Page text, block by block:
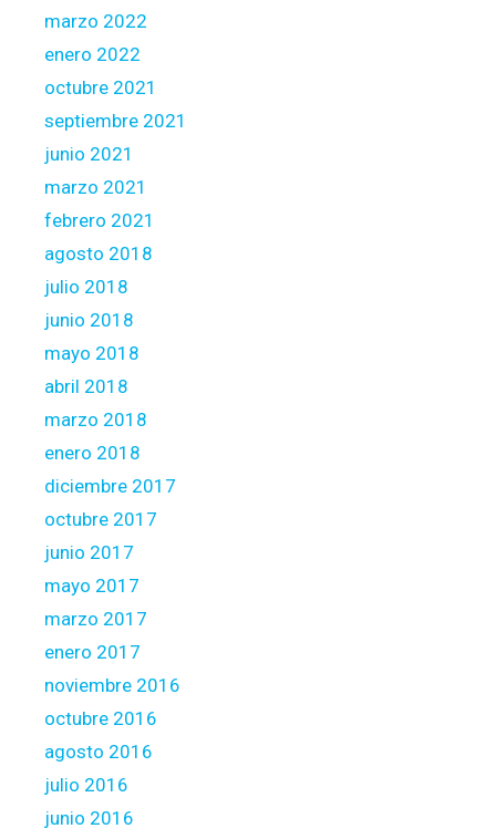
n
’
s
b
i
g
e
s
t
o
w
n
s
n
d
c
i
i
e
s
marzo 2022
enero 2022
octubre 2021
septiembre 2021
junio 2021
marzo 2021
febrero 2021
agosto 2018
julio 2018
junio 2018
mayo 2018
abril 2018
marzo 2018
enero 2018
diciembre 2017
octubre 2017
junio 2017
mayo 2017
marzo 2017
enero 2017
noviembre 2016
octubre 2016
agosto 2016
julio 2016
junio 2016